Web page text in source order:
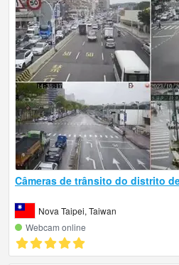
Câmeras de trânsito do distrito
Nova Taipei, Taiwan
Webcam online